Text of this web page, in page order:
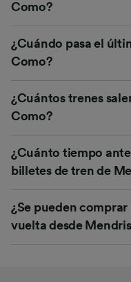
Como?
¿Cuándo pasa el
Como?
¿Cuántos trenes
Como?
¿Cuánto tiempo
billetes de tren de
¿Se pueden
vuelta desde